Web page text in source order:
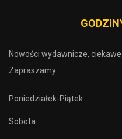
Nowości wydawnicze,
Zapraszamy.
Poniedziałek-Piątek:
Sobota: